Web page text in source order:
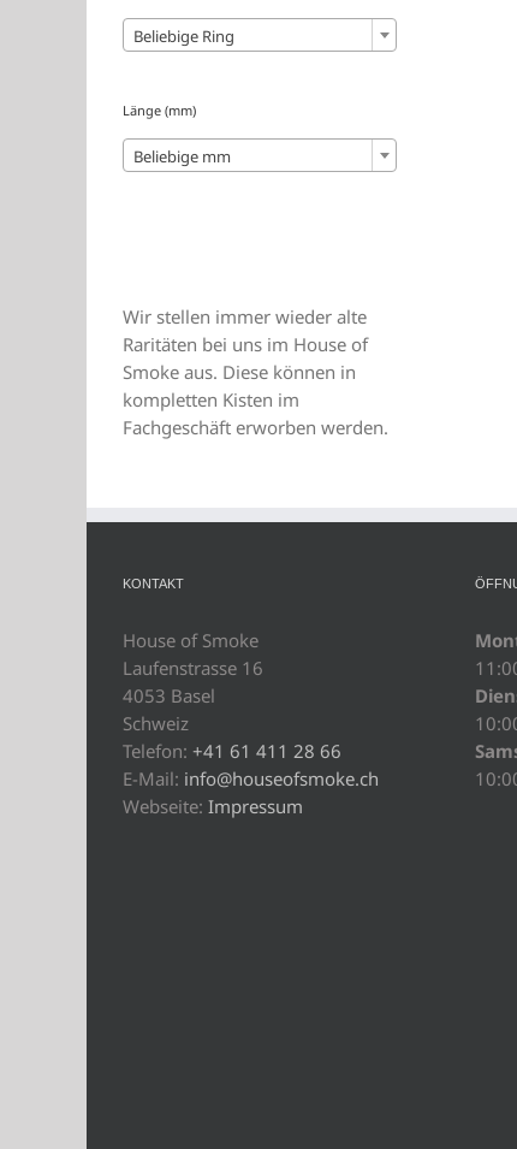
Beliebige Ring
Länge (mm)
Beliebige mm
Wir stellen immer wieder alte
Raritäten bei uns im House of
Smoke aus. Diese können in
kompletten Kisten im
Fachgeschäft erworben werden.
KONTAKT
House of Smoke
Laufenstrasse 16
4053 Basel
Schweiz
Telefon: +41 61 411 28 66
E-Mail: info@houseofsmoke.ch
Webseite: Impressum